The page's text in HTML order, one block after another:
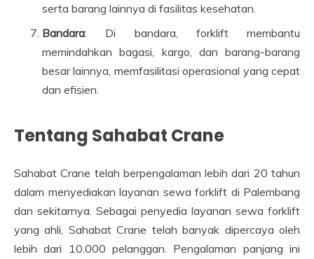
serta barang lainnya di fasilitas kesehatan.
Bandara: Di bandara, forklift membantu
memindahkan bagasi, kargo, dan barang-barang
besar lainnya, memfasilitasi operasional yang cepat
dan efisien.
Tentang Sahabat Crane
Sahabat Crane telah berpengalaman lebih dari 20 tahun
dalam menyediakan layanan sewa forklift di Palembang
dan sekitarnya. Sebagai penyedia layanan sewa forklift
yang ahli, Sahabat Crane telah banyak dipercaya oleh
lebih dari 10.000 pelanggan. Pengalaman panjang ini